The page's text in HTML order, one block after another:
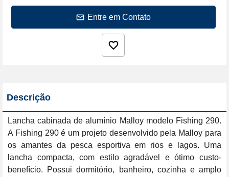
Entre em Contato
Descrição
Lancha cabinada de alumínio Malloy modelo Fishing 290.
A Fishing 290 é um projeto desenvolvido pela Malloy para
os amantes da pesca esportiva em rios e lagos. Uma
lancha compacta, com estilo agradável e ótimo custo-
benefício. Possui dormitório, banheiro, cozinha e amplo